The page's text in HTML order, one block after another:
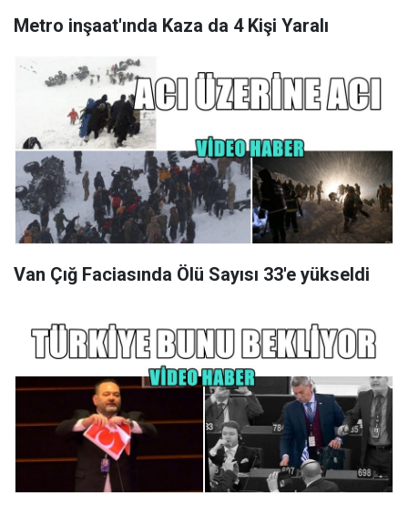
Metro inşaat'ında Kaza da 4 Kişi Yaralı
Van Çığ Faciasında Ölü Sayısı 33'e yükseldi